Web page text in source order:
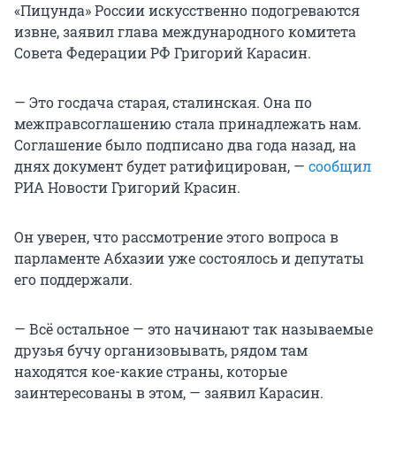
«Пицунда» России искусственно подогреваются
извне, заявил глава международного комитета
Совета Федерации РФ Григорий Карасин.
— Это госдача старая, сталинская. Она по
межправсоглашению стала принадлежать нам.
Соглашение было подписано два года назад, на
днях документ будет ратифицирован, — сообщил
РИА Новости Григорий Красин.
Он уверен, что рассмотрение этого вопроса в
парламенте Абхазии уже состоялось и депутаты
его поддержали.
— Всё остальное — это начинают так называемые
друзья бучу организовывать, рядом там
находятся кое-какие страны, которые
заинтересованы в этом, — заявил Карасин.